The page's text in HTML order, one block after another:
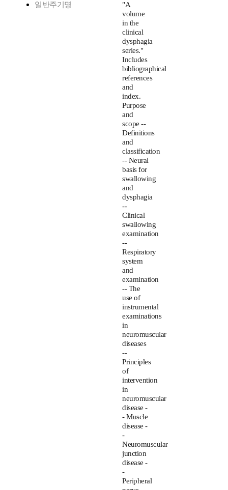
일반주기명
"A
volume
in the
clinical
dysphagia
series."
Includes
bibliographical
references
and
index.
Purpose
and
scope --
Definitions
and
classification
-- Neural
basis for
swallowing
and
dysphagia
--
Clinical
swallowing
examination
--
Respiratory
system
and
examination
-- The
use of
instrumental
examinations
in
neuromuscular
diseases
--
Principles
of
intervention
in
neuromuscular
disease -
- Muscle
disease -
-
Neuromuscular
junction
disease -
-
Peripheral